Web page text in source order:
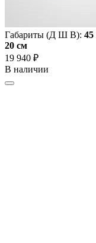
Габариты (Д Ш В): 45
20 cм
19 940 ₽
В наличии